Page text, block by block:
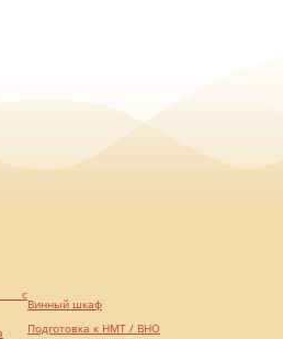
с
Винный шкаф
Подготовка к НМТ / ВНО